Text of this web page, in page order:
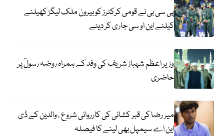
پی سی بی نے قومی کرکٹرز کو بیرون ملک لیگز کھیلنے
کیلئے این او سی جاری کر دیئے
وزیر اعظم شہباز شریف کی وفد کے ہمراہ روضہ رسولؐ پر
حاضری
میر رضا کی قبر کشائی کی کارروائی شروع ، والدین کے ڈی
این اے سیمپل بھی لینے کا فیصلہ